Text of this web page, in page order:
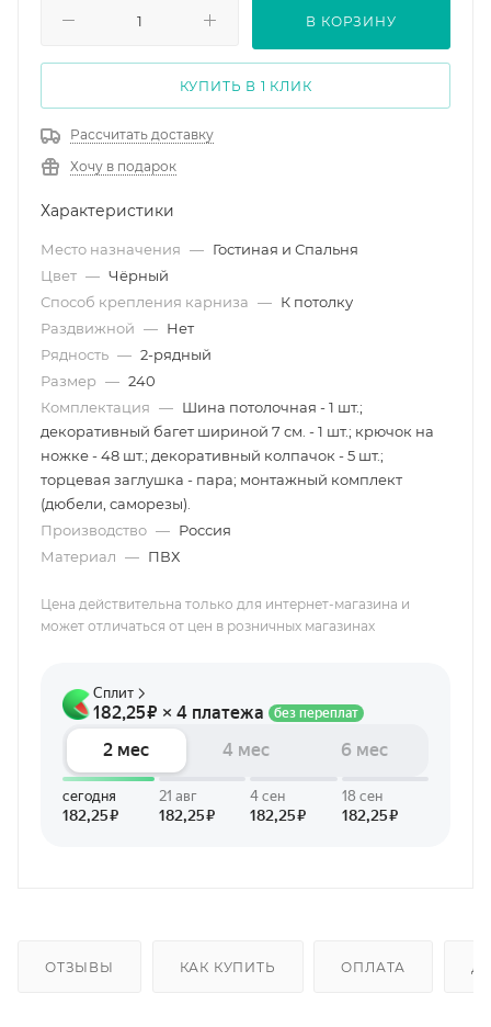
В КОРЗИНУ
КУПИТЬ В 1 КЛИК
Рассчитать доставку
Хочу в подарок
Характеристики
Место назначения — Гостиная и Спальня
Цвет — Чёрный
Способ крепления карниза — К потолку
Раздвижной — Нет
Рядность — 2-рядный
Размер — 240
Комплектация — Шина потолочная - 1 шт.;
декоративный багет шириной 7 см. - 1 шт.; крючок на
ножке - 48 шт.; декоративный колпачок - 5 шт.;
торцевая заглушка - пара; монтажный комплект
(дюбели, саморезы).
Производство — Россия
Материал — ПВХ
Цена действительна только для интернет-магазина и
может отличаться от цен в розничных магазинах
ОТЗЫВЫ КАК КУПИТЬ ОПЛАТА